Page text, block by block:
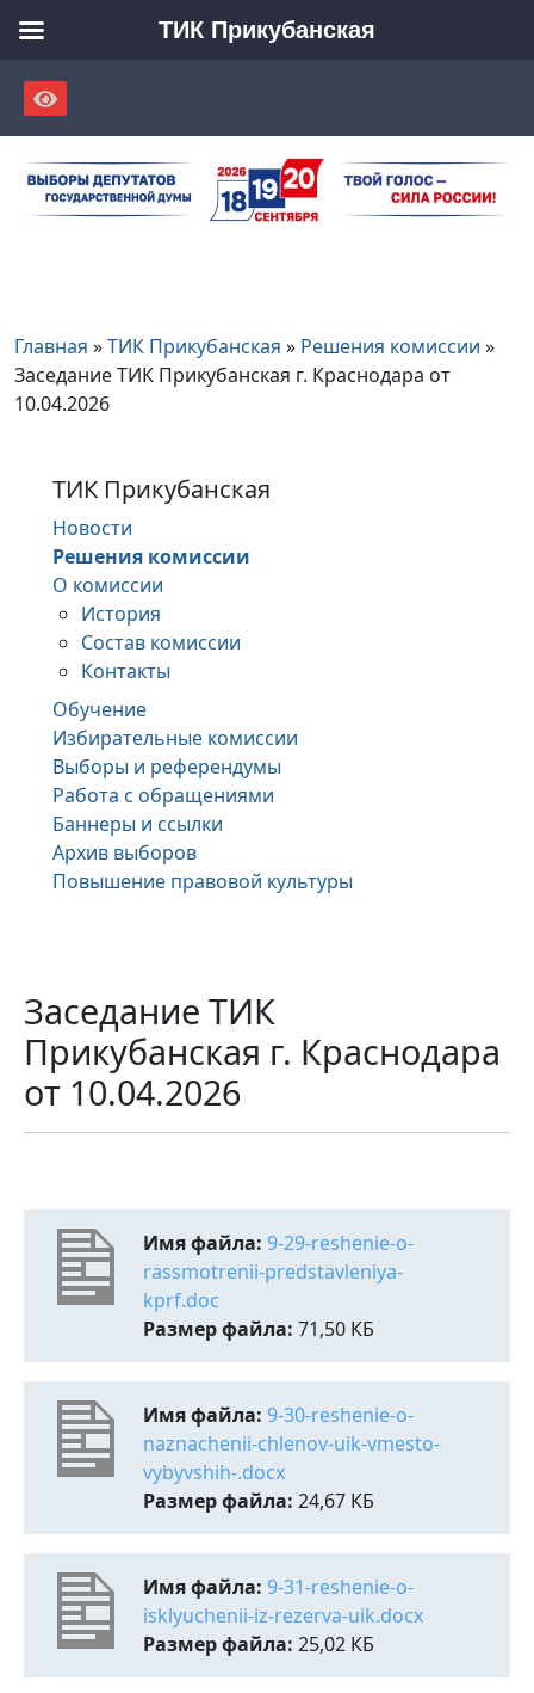
content
Главная »ТИК Прикубанская » Решения комиссии »
Заседание ТИК Прикубанская г. Краснодара от
10.04.2026
ТИК Прикубанская
Новости
Решения комиссии
О комиссии
История
Состав комиссии
Контакты
Обучение
Избирательные комиссии
Выборы и референдумы
Работа с обращениями
Баннеры и ссылки
Архив выборов
Повышение правовой культуры
Заседание ТИК
Прикубанская г. Краснодара
от 10.04.2026
Имя файла: 9-29-reshenie-o-
rassmotrenii-predstavleniya-
kprf.doc
Размер файла: 71,50 КБ
Имя файла: 9-30-reshenie-o-
naznachenii-chlenov-uik-vmesto-
vybyvshih-.docx
Размер файла: 24,67 КБ
Имя файла: 9-31-reshenie-o-
isklyuchenii-iz-rezerva-uik.docx
Размер файла: 25,02 КБ
ТИК Прикубанская